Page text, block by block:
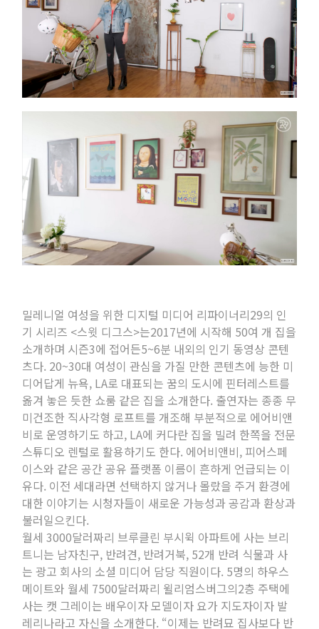
밀레니얼 여성을 위한 디지털 미디어 리파이너리29의 인
기 시리즈 <스윗 디그스>는2017년에 시작해 50여 개 집을
소개하며 시즌3에 접어든5~6분 내외의 인기 동영상 콘텐
츠다. 20~30대 여성이 관심을 가질 만한 콘텐츠에 능한 미
디어답게 뉴욕, LA로 대표되는 꿈의 도시에 핀터레스트를
옮겨 놓은 듯한 쇼룸 같은 집을 소개한다. 출연자는 종종 무
미건조한 직사각형 로프트를 개조해 부분적으로 에어비앤
비로 운영하기도 하고, LA에 커다란 집을 빌려 한쪽을 전문
스튜디오 렌털로 활용하기도 한다. 에어비앤비, 피어스페
이스와 같은 공간 공유 플랫폼 이름이 흔하게 언급되는 이
유다. 이전 세대라면 선택하지 않거나 몰랐을 주거 환경에
대한 이야기는 시청자들이 새로운 가능성과 공감과 환상과
불러일으킨다.
월세 3000달러짜리 브루클린 부시윅 아파트에 사는 브리
트니는 남자친구, 반려견, 반려거북, 52개 반려 식물과 사
는 광고 회사의 소셜 미디어 담당 직원이다. 5명의 하우스
메이트와 월세 7500달러짜리 윌리엄스버그의2층 주택에
사는 캣 그레이는 배우이자 모델이자 요가 지도자이자 발
레리나라고 자신을 소개한다. “이제는 반려묘 집사보다 반